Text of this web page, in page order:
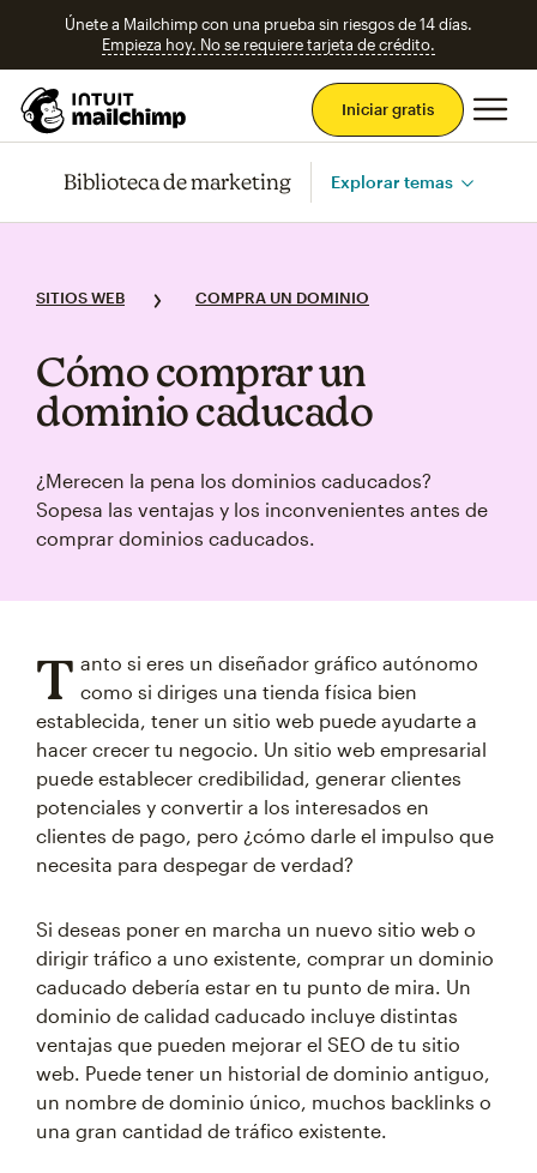
Únete a Mailchimp con una prueba sin riesgos de 14 días.
Empieza hoy. No se requiere tarjeta de crédito.
Iniciar gratis
Biblioteca de marketing Explorar temas
SITIOS WEB COMPRA UN DOMINIO
Cómo comprar un
dominio caducado
¿Merecen la pena los dominios caducados?
Sopesa las ventajas y los inconvenientes antes de
comprar dominios caducados.
T anto si eres un diseñador gráfico autónomo
como si diriges una tienda física bien
establecida, tener un sitio web puede ayudarte a
hacer crecer tu negocio. Un sitio web empresarial
puede establecer credibilidad, generar clientes
potenciales y convertir a los interesados en
clientes de pago, pero ¿cómo darle el impulso que
necesita para despegar de verdad?
Si deseas poner en marcha un nuevo sitio web o
dirigir tráfico a uno existente, comprar un dominio
caducado debería estar en tu punto de mira. Un
dominio de calidad caducado incluye distintas
ventajas que pueden mejorar el SEO de tu sitio
web. Puede tener un historial de dominio antiguo,
un nombre de dominio único, muchos backlinks o
una gran cantidad de tráfico existente.